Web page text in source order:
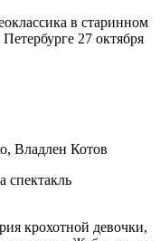
Владлен Котов
спектакль
крохотной девочки,